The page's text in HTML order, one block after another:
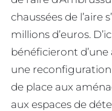
chaussées de l’aire
millions d’euros.
bénéficieront
une
de place aux
aux espaces de